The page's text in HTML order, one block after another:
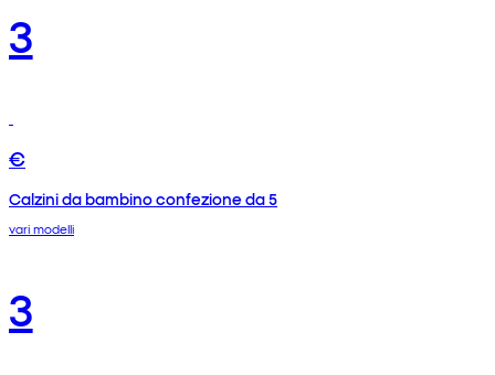
3
€
Calzini da bambino confezione da 5
vari modelli
3